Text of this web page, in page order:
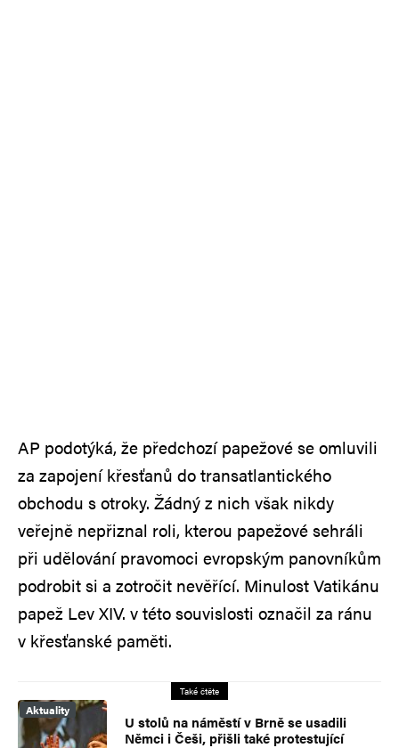
AP podotýká, že předchozí papežové se omluvili
za zapojení křesťanů do transatlantického
obchodu s otroky. Žádný z nich však nikdy
veřejně nepřiznal roli, kterou papežové sehráli
při udělování pravomoci evropským panovníkům
podrobit si a zotročit nevěřící. Minulost Vatikánu
papež Lev XIV. v této souvislosti označil za ránu
v křesťanské paměti.
Také čtěte
Aktuality
U stolů na náměstí v Brně se usadili
Němci i Češi, přišli také protestující